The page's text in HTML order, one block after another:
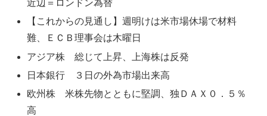
近辺＝ロンドン為替
【これからの見通し】週明けは米市場休場で材料
難、ＥＣＢ理事会は木曜日
アジア株 総じて上昇、上海株は反発
日本銀行 ３日の外為市場出来高
欧州株 米株先物とともに堅調、独ＤＡＸ０．５％
高